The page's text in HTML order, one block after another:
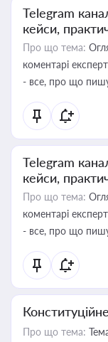
Telegram
кейси,
Про що тема:
коментарі
- все, про що
Telegram
кейси,
Про що тема:
коментарі
- все, про що
Про що тема: